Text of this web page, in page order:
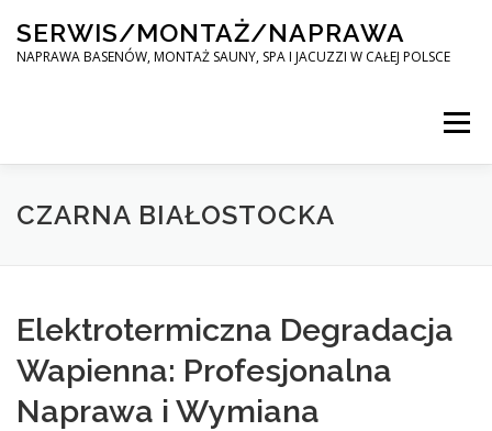
content
SERWIS/MONTAŻ/NAPRAWA
NAPRAWA BASENÓW, MONTAŻ SAUNY, SPA I JACUZZI W CAŁEJ POLSCE
Menu
SPA SERWIS
KONTAKT
CZARNA BIAŁOSTOCKA
Elektrotermiczna Degradacja
Wapienna: Profesjonalna
Naprawa i Wymiana